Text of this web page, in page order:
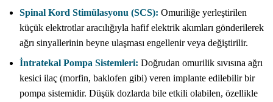
Spinal Kord Stimülasyonu (SCS): Omuriliğe yerleştirilen
küçük elektrotlar aracılığıyla hafif elektrik akımları gönderilerek
ağrı sinyallerinin beyne ulaşması engellenir veya değiştirilir.
İntratekal Pompa Sistemleri: Doğrudan omurilik sıvısına ağrı
kesici ilaç (morfin, baklofen gibi) veren implante edilebilir bir
pompa sistemidir. Düşük dozlarda bile etkili olabilen, özellikle